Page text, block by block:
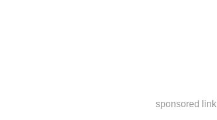
sponsored link